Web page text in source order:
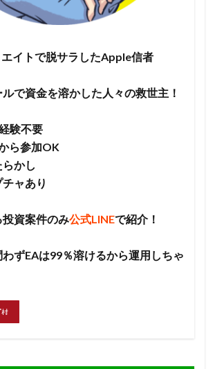
イトで脱サラしたApple信者
で資金を溶かした人々の救世主！
験不要
ら参加OK
らかし
チャあり
資案件のみ公式LINEで紹介！
ずEAは99％溶けるから運用しちゃ